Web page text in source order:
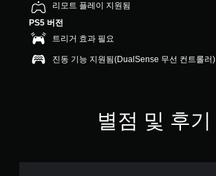
리모트 플레이 지원됨
PS5 버전
트리거 효과 필요
진동 기능 지원됨(DualSense 무선 컨트롤러)
별점 및 후기